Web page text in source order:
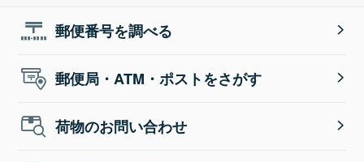
郵便番号を調べる
郵便局・ATM・ポストをさがす
荷物のお問い合わせ